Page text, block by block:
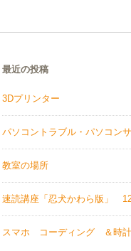
最近の投稿
3Dプリンター
パソコントラブル・パソコン
教室の場所
速読講座「忍犬かわら版」
スマホ コーディング ＆時